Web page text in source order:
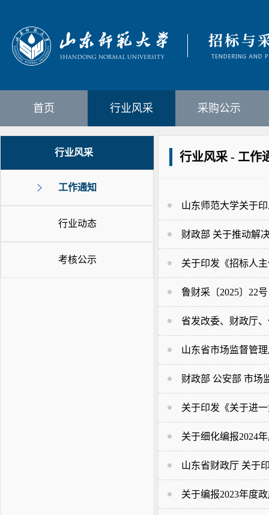
首页 行业风采 采购公示
行业风采
工作通知
行业动态
考核公示
行业风采 - 工作
山东师范大学关于
财政部 关于推动解
关于印发《招标人
鲁财采〔2025〕22
省发改委、财政厅
山东省市场监督管
财政部 公安部 市场
关于印发《关于进
关于细化编报2024
山东省财政厅 关于
关于编报2023年度